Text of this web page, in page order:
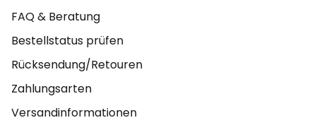
FAQ & Beratung
Bestellstatus prüfen
Rücksendung/Retouren
Zahlungsarten
Versandinformationen